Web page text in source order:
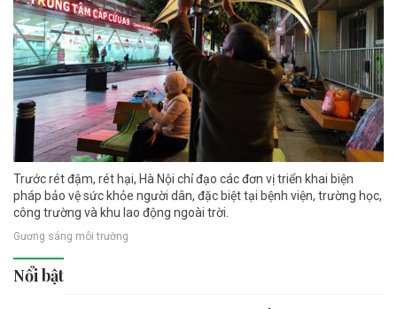
Trước rét đậm, rét hại, Hà Nội chỉ đạo các đơn vị triển khai biện
pháp bảo vệ sức khỏe người dân, đặc biệt tại bệnh viện, trường học,
công trường và khu lao động ngoài trời.
Gương sáng môi trường
Nổi bật